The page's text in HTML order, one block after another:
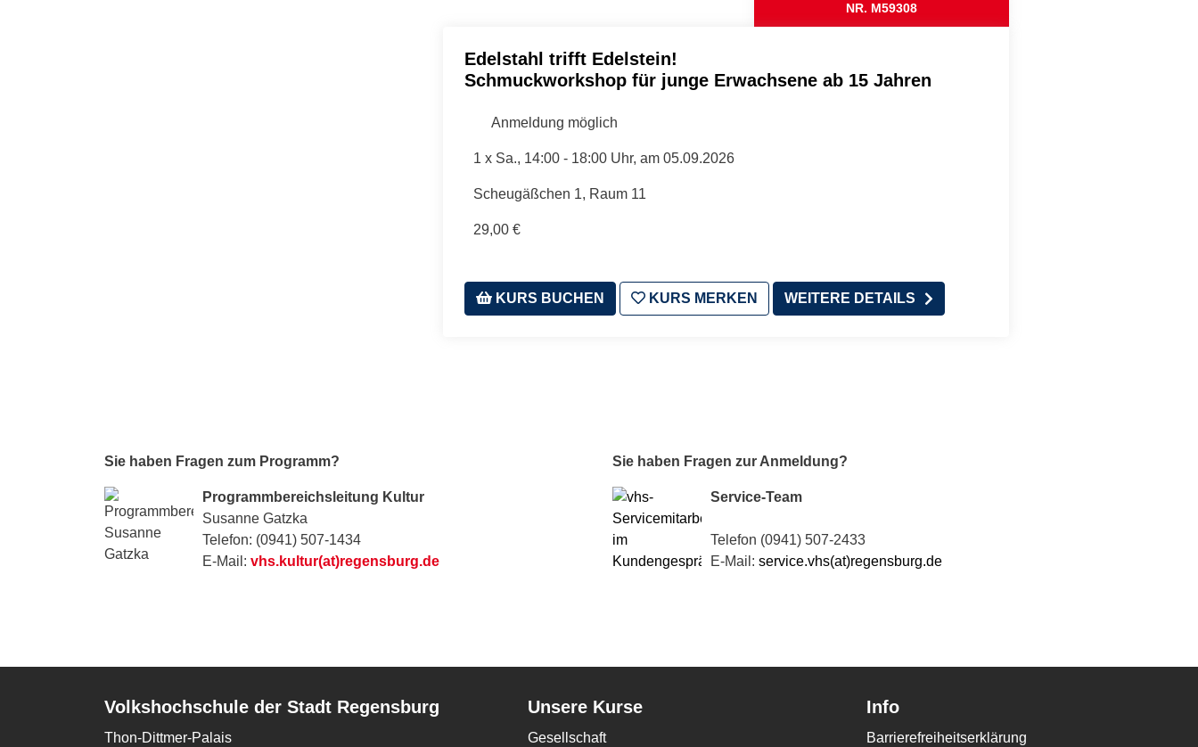
NR. M59308
Edelstahl trifft Edelstein!
Schmuckworkshop für junge Erwachsene ab 15 Jahren
Anmeldung möglich
1 x Sa., 14:00 - 18:00 Uhr, am 05.09.2026
Scheugäßchen 1, Raum 11
29,00 €
KURS BUCHEN KURS MERKEN WEITERE DETAILS
Sie haben Fragen zum Programm?
Programmbereichsleitung Kultur
Susanne Gatzka
Telefon: (0941) 507-1434
E-Mail: vhs.kultur(at)regensburg.de
Sie haben Fragen zur Anmeldung?
Service-Team
Telefon (0941) 507-2433
E-Mail: service.vhs(at)regensburg.de
Volkshochschule der Stadt Regensburg
Thon-Dittmer-Palais
Unsere Kurse
Gesellschaft
Info
Barrierefreiheitserklärung